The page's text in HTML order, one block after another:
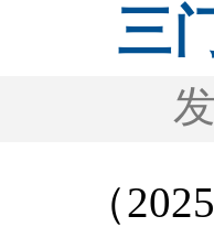
三
（2025